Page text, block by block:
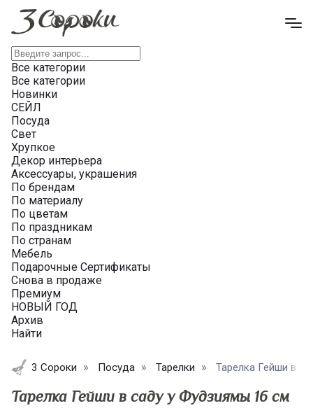
Все категории
Все категории
Новинки
СЕЙЛ
Посуда
Свет
Хрупкое
Декор интерьера
Аксессуары, украшения
По брендам
По материалу
По цветам
По праздникам
По странам
Мебель
Подарочные Сертификаты
Снова в продаже
Премиум
НОВЫЙ ГОД
Архив
Найти
3 Сороки Посуда Тарелки Тарелка Гейши в
Тарелка Гейши в саду у Фудзиямы 16 см